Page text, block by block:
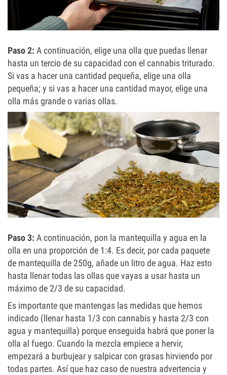
Paso 2: A continuación, elige una olla que puedas llenar
hasta un tercio de su capacidad con el cannabis triturado.
Si vas a hacer una cantidad pequeña, elige una olla
pequeña; y si vas a hacer una cantidad mayor, elige una
olla más grande o varias ollas.
Paso 3: A continuación, pon la mantequilla y agua en la
olla en una proporción de 1:4. Es decir, por cada paquete
de mantequilla de 250g, añade un litro de agua. Haz esto
hasta llenar todas las ollas que vayas a usar hasta un
máximo de 2/3 de su capacidad.
Es importante que mantengas las medidas que hemos
indicado (llenar hasta 1/3 con cannabis y hasta 2/3 con
agua y mantequilla) porque enseguida habrá que poner la
olla al fuego. Cuando la mezcla empiece a hervir,
empezará a burbujear y salpicar con grasas hirviendo por
todas partes. Así que haz caso de nuestra advertencia y